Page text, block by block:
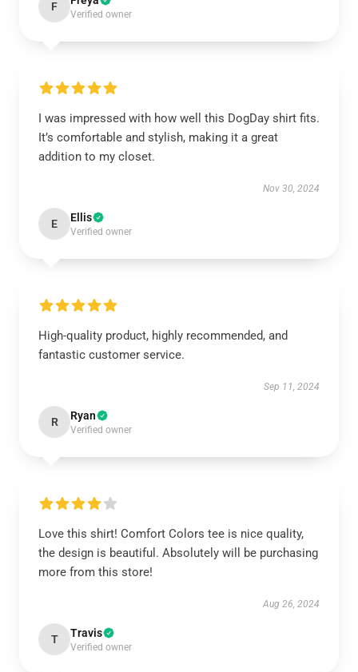
F
Verified owner
I was impressed with how well this DogDay shirt fits.
It’s comfortable and stylish, making it a great
addition to my closet.
Nov 30, 2024
E Ellis
Verified owner
High-quality product, highly recommended, and
fantastic customer service.
Sep 11, 2024
R Ryan
Verified owner
Love this shirt! Comfort Colors tee is nice quality,
the design is beautiful. Absolutely will be purchasing
more from this store!
Aug 26, 2024
T Travis
Verified owner